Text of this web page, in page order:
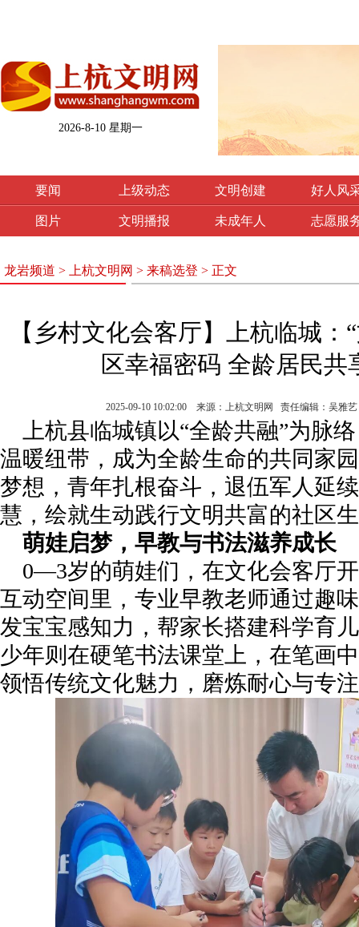
2026-8-10 星期一
要闻 上级动态 文明创建 好人风
图片 文明播报 未成年人 志愿服
龙岩频道 > 上杭文明网 > 来稿选登 > 正文
【乡村文化会客厅】上杭临城：
区幸福密码 全龄居民共
2025-09-10 10:02:00 来源：上杭文明网 责任编辑：吴雅
上杭县临城镇以“全龄共融”为脉
温暖纽带，成为全龄生命的共同家
梦想，青年扎根奋斗，退伍军人延
慧，绘就生动践行文明共富的社区
萌娃启梦，早教与书法滋养成长
0—3岁的萌娃们，在文化会客厅
互动空间里，专业早教老师通过趣
发宝宝感知力，帮家长搭建科学育
少年则在硬笔书法课堂上，在笔画
领悟传统文化魅力，磨炼耐心与专